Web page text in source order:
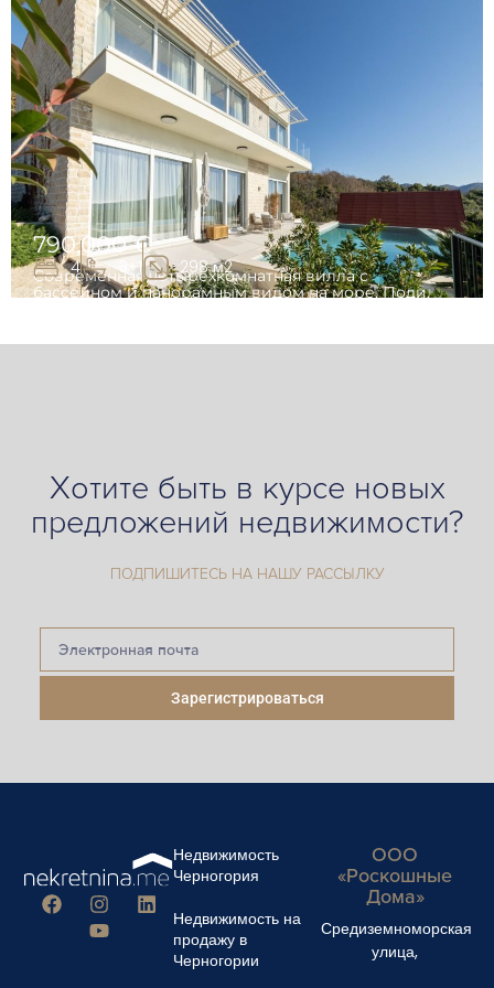
790,000 €
Современная четырехкомнатная вилла с
бассейном и панорамным видом на море, Поди,
4 3+1 298 м2
Хотите быть в курсе новых
предложений недвижимости?
ПОДПИШИТЕСЬ НА НАШУ РАССЫЛКУ
Зарегистрироваться
Недвижимость
Черногория
Недвижимость на
продажу в
Черногории
ООО
«Роскошные
Дома»
Средиземноморская
улица,